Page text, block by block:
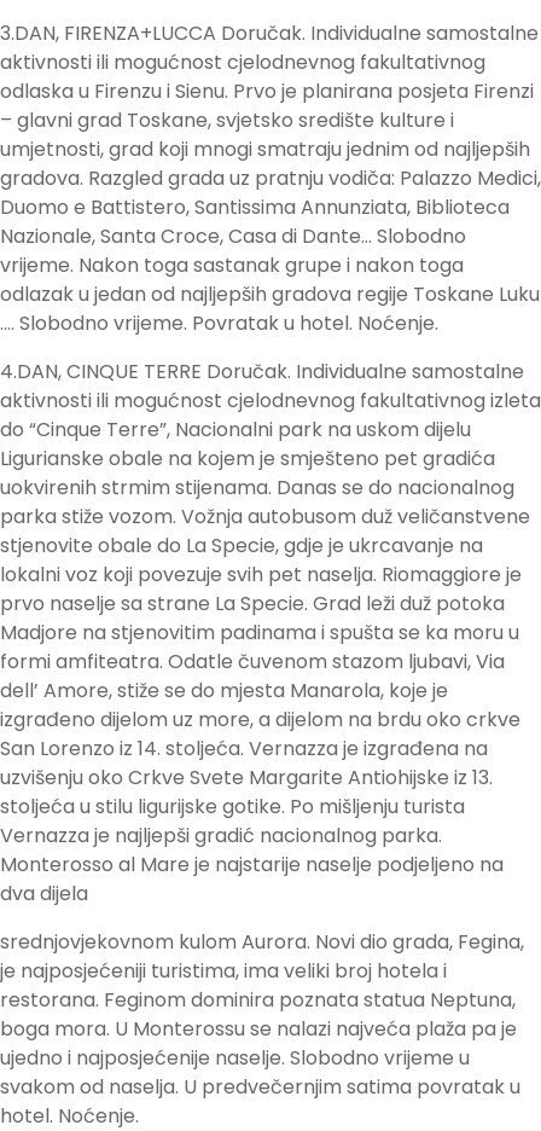
3.DAN, FIRENZA+LUCCA Doručak. Individualne samostalne
aktivnosti ili mogućnost cjelodnevnog fakultativnog
odlaska u Firenzu i Sienu. Prvo je planirana posjeta Firenzi
– glavni grad Toskane, svjetsko središte kulture i
umjetnosti, grad koji mnogi smatraju jednim od najljepših
gradova. Razgled grada uz pratnju vodiča: Palazzo Medici,
Duomo e Battistero, Santissima Annunziata, Biblioteca
Nazionale, Santa Croce, Casa di Dante… Slobodno
vrijeme. Nakon toga sastanak grupe i nakon toga
odlazak u jedan od najljepših gradova regije Toskane Luku
…. Slobodno vrijeme. Povratak u hotel. Noćenje.
4.DAN, CINQUE TERRE Doručak. Individualne samostalne
aktivnosti ili mogućnost cjelodnevnog fakultativnog izleta
do “Cinque Terre”, Nacionalni park na uskom dijelu
Ligurianske obale na kojem je smješteno pet gradića
uokvirenih strmim stijenama. Danas se do nacionalnog
parka stiže vozom. Vožnja autobusom duž veličanstvene
stjenovite obale do La Specie, gdje je ukrcavanje na
lokalni voz koji povezuje svih pet naselja. Riomaggiore je
prvo naselje sa strane La Specie. Grad leži duž potoka
Madjore na stjenovitim padinama i spušta se ka moru u
formi amfiteatra. Odatle čuvenom stazom ljubavi, Via
dell’ Amore, stiže se do mjesta Manarola, koje je
izgrađeno dijelom uz more, a dijelom na brdu oko crkve
San Lorenzo iz 14. stoljeća. Vernazza je izgrađena na
uzvišenju oko Crkve Svete Margarite Antiohijske iz 13.
stoljeća u stilu ligurijske gotike. Po mišljenju turista
Vernazza je najljepši gradić nacionalnog parka.
Monterosso al Mare je najstarije naselje podjeljeno na
dva dijela
srednjovjekovnom kulom Aurora. Novi dio grada, Fegina,
je najposjećeniji turistima, ima veliki broj hotela i
restorana. Feginom dominira poznata statua Neptuna,
boga mora. U Monterossu se nalazi najveća plaža pa je
ujedno i najposjećenije naselje. Slobodno vrijeme u
svakom od naselja. U predvečernjim satima povratak u
hotel. Noćenje.